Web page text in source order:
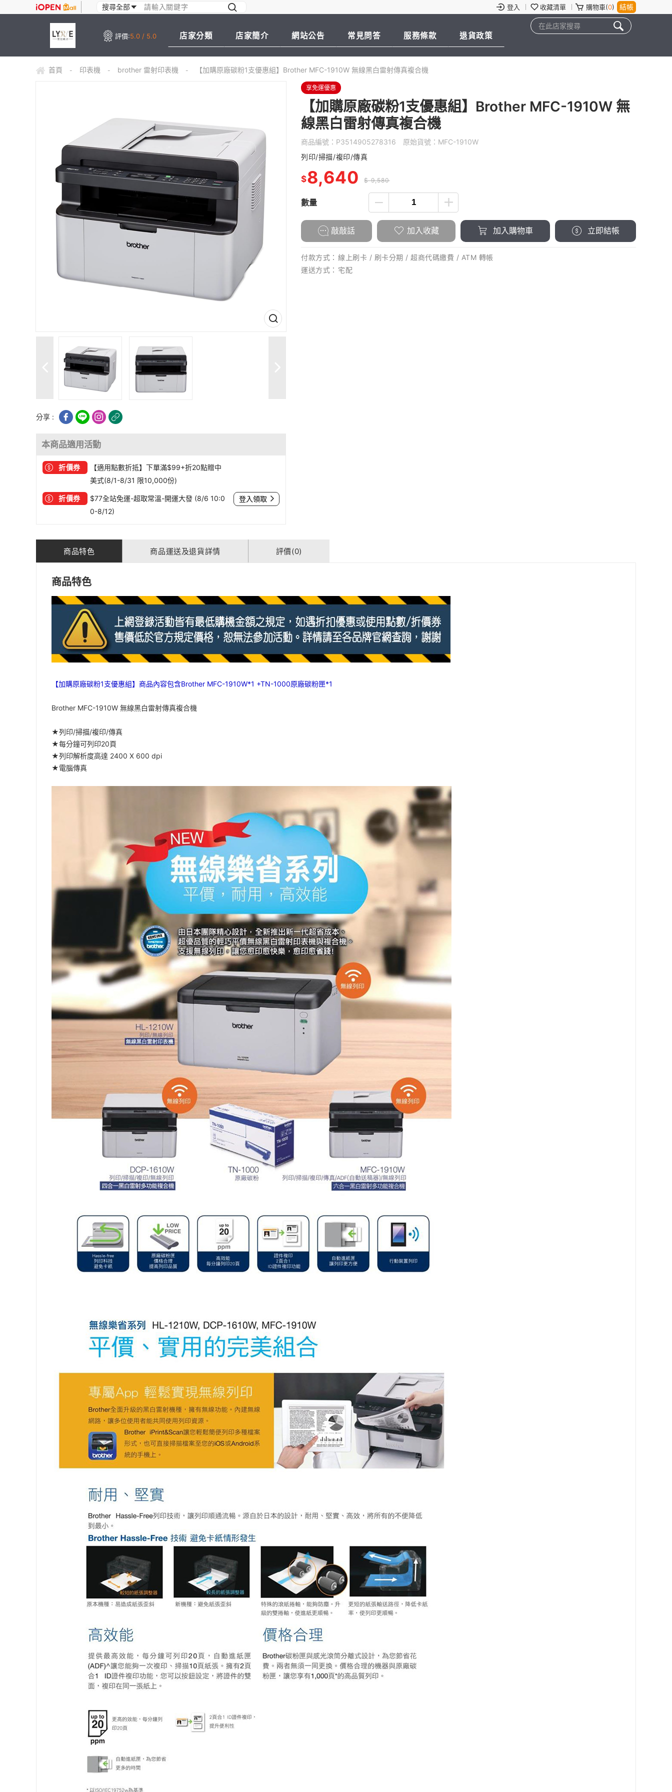
登入 收藏清單 購物車(0) 結帳
評價:5.0 / 5.0 店家分類 店家簡介 網站公告 常見問答 服務條款 退貨政策
首頁 - 印表機 - brother 雷射印表機 - 【加購原廠碳粉1支優惠組】Brother MFC-1910W 無線黑白雷射傳真複合機
分享 :
本商品適用活動
折價券
【適用點數折抵】下單滿$99+折20點贈中
美式(8/1-8/31 限10,000份)
折價券
$77全站免運-超取常溫-開運大發 (8/6 10:0
0-8/12)
登入領取
享免運優惠
【加購原廠碳粉1支優惠組】Brother MFC-1910W 無
線黑白雷射傳真複合機
商品編號： P3514905278316 原始貨號： MFC-1910W
列印/掃描/複印/傳真
$8,640 $ 9,580
數量
敲敲話 加入收藏 加入購物車 立即結帳
付款方式： 線上刷卡 / 刷卡分期 / 超商代碼繳費 / ATM 轉帳
運送方式： 宅配
商品特色 商品運送及退貨詳情 評價(0)
商品特色
【加購原廠碳粉1支優惠組】商品內容包含Brother MFC-1910W*1 +TN-1000原廠碳粉匣*1
Brother MFC-1910W 無線黑白雷射傳真複合機
★列印/掃描/複印/傳真
★每分鐘可列印20頁
★列印解析度高達 2400 X 600 dpi
★電腦傳真